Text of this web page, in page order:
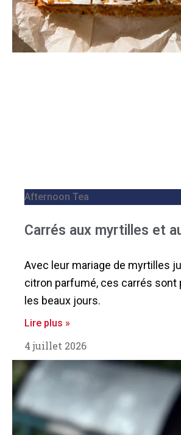
Afternoon Tea
Carrés aux myrtilles et
Avec leur mariage de myrtilles
citron parfumé, ces carrés sont
les beaux jours.
Lire plus »
4 juillet 2026